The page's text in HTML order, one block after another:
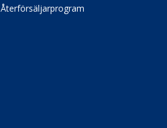
Återförsäljarprogram